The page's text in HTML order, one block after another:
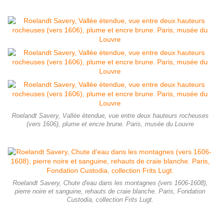
Roelandt Savery, Vallée étendue, vue entre deux hauteurs rocheuses
(vers 1606), plume et encre brune. Paris, musée du Louvre
Roelandt Savery, Chute d'eau dans les montagnes (vers 1606-1608),
pierre noire et sanguine, rehauts de craie blanche. Paris, Fondation
Custodia, collection Frits Lugt.